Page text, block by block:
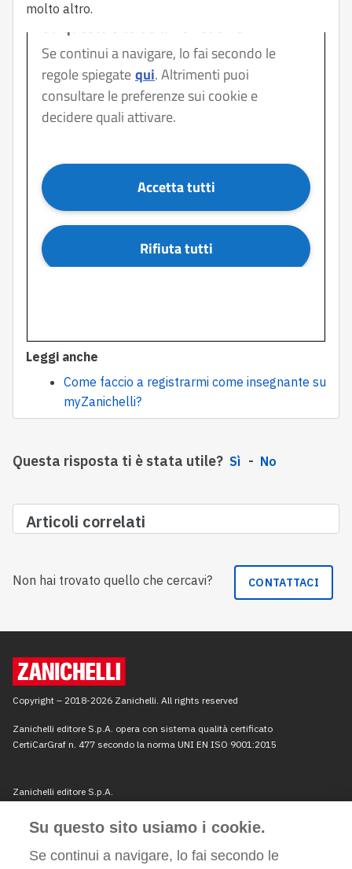
molto altro.
Leggi anche
Come faccio a registrarmi come insegnante su
myZanichelli?
Questa risposta ti è stata utile? Sì No
Articoli correlati
Non hai trovato quello che cercavi? CONTATTACI
Su questo sito usiamo i cookie.
Se continui a navigare, lo fai secondo le